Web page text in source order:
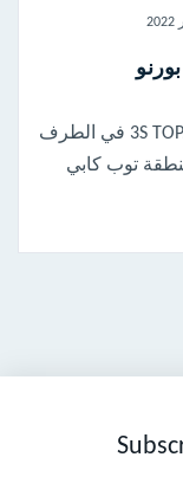
يقع مشروع توباز ريزيدانس 3S TOPAZ RESIDENCE في الطرف
توب كابي